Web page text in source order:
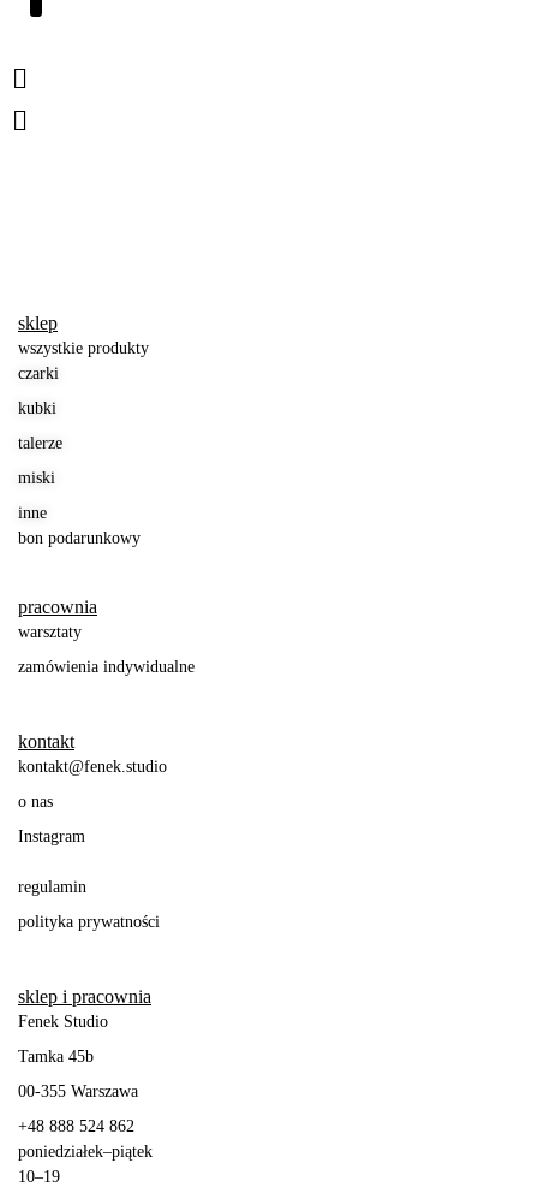
sklep
wszystkie produkty
czarki
kubki
talerze
miski
inne
bon podarunkowy
pracownia
warsztaty
zamówienia indywidualne
kontakt
kontakt@fenek.studio
o nas
Instagram
regulamin
polityka prywatności
sklep i pracownia
Fenek Studio
Tamka 45b
00-355 Warszawa
+48 888 524 862
poniedziałek–piątek
10–19